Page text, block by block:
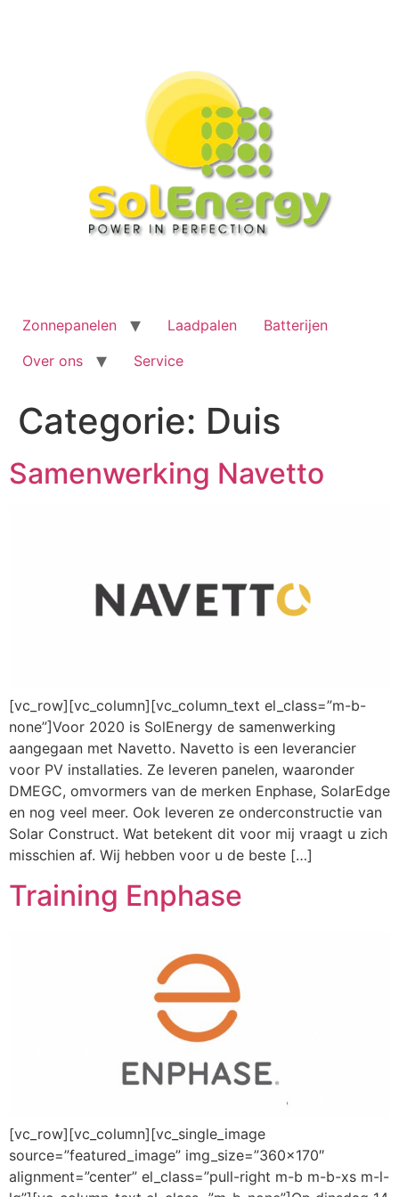
Zonnepanelen Laadpalen
Batterijen
Over ons
Service
Categorie: Duis
Samenwerking Navetto
[vc_row][vc_column][vc_column_text el_class=”m-b-
none”]Voor 2020 is SolEnergy de samenwerking
aangegaan met Navetto. Navetto is een leverancier
voor PV installaties. Ze leveren panelen, waaronder
DMEGC, omvormers van de merken Enphase, SolarEdge
en nog veel meer. Ook leveren ze onderconstructie van
Solar Construct. Wat betekent dit voor mij vraagt u zich
misschien af. Wij hebben voor u de beste […]
Training Enphase
[vc_row][vc_column][vc_single_image
source=”featured_image” img_size=”360×170″
alignment=”center” el_class=”pull-right m-b m-b-xs m-l-